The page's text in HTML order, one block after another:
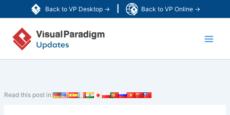
Back to VP Desktop → Back to VP Online →
ke
konten
Read this post in: